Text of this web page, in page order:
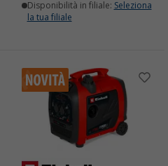
Disponibilità in filiale: Seleziona
la tua filiale